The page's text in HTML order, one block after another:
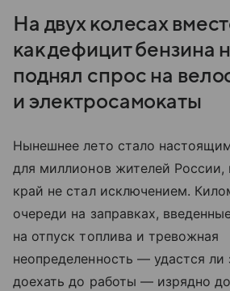
На двух колесах
как дефицит бензина
поднял спрос на
и электросамокаты
Нынешнее лето стало
для миллионов жителей России,
край не стал исключением.
очереди на заправках,
на отпуск топлива и тревожная
неопределенность — удастся
доехать до работы — изрядно